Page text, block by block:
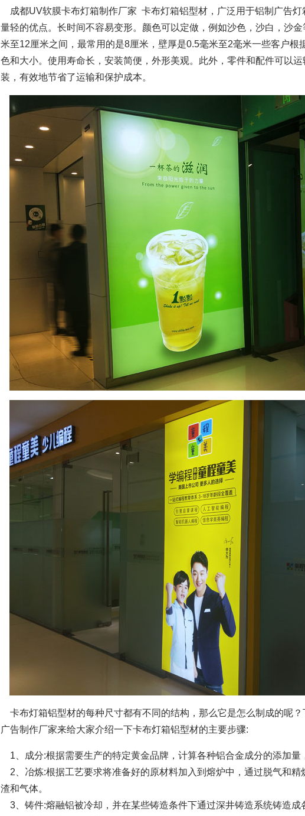
成都UV软膜卡布灯箱制作厂家 卡布灯箱铝型材，广泛用于铝制广告
量轻的优点。长时间不容易变形。颜色可以定做，例如沙色，沙白，沙
米至12厘米之间，最常用的是8厘米，壁厚是0.5毫米至2毫米一些客户根
色和大小。使用寿命长，安装简便，外形美观。此外，零件和配件可以
装，有效地节省了运输和保护成本。
卡布灯箱铝型材的每种尺寸都有不同的结构，那么它是怎么制成的呢
广告制作厂家来给大家介绍一下卡布灯箱铝型材的主要步骤:
1、成分:根据需要生产的特定黄金品牌，计算各种铝合金成分的添加量
2、冶炼:根据工艺要求将准备好的原材料加入到熔炉中，通过脱气和精
渣和气体。
3、铸件:熔融铝被冷却，并在某些铸造条件下通过深井铸造系统铸造成